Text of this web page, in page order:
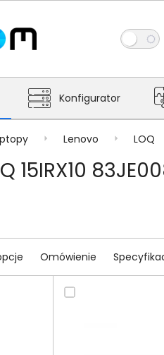
Konfigurator
Lenovo LOQ
Omówienie